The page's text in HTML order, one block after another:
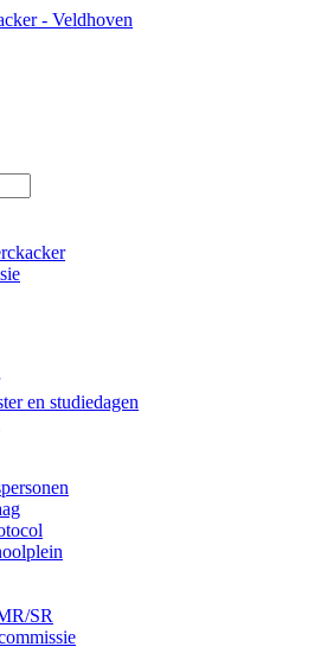
en studiedagen
SR